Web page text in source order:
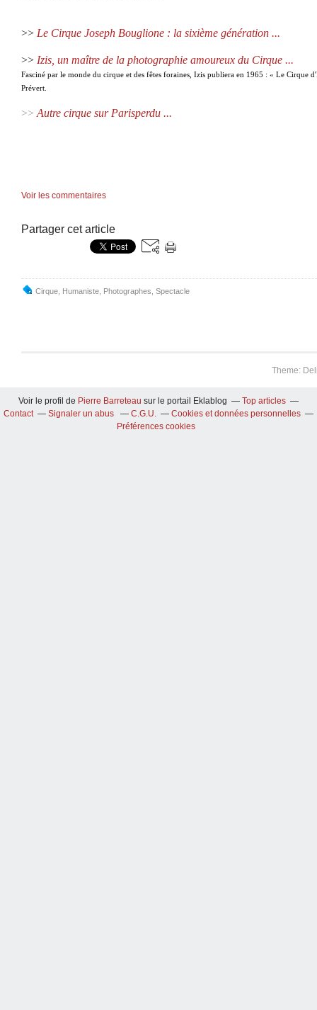
>> Le Cirque Joseph Bouglione : la sixième génération ...
>> Izis, un maître de la photographie amoureux du Cirque ...
Fasciné par le monde du cirque et des fêtes foraines, Izis publiera en 1965 : « Le Cirque
Prévert.
>> Autre cirque sur Parisperdu ...
Voir les commentaires
Partager cet article
Cirque Humaniste Photographes Spectacle
Theme:
Voir le profil de Pierre Barreteau sur le portail Eklablog
Top articles
Contact
Signaler un abus C.G.U.
Cookies et données personnelles
Préférences cookies